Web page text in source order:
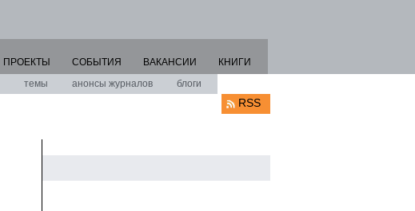
темы анонсы журналов блоги
ПРОЕКТЫ СОБЫТИЯ ВАКАНСИИ КНИГИ
RSS